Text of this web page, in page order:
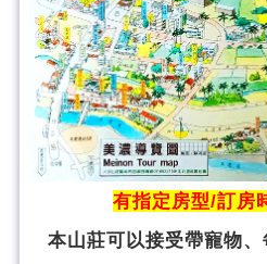
有指定房型/訂房
本山莊可以接受帶寵物、